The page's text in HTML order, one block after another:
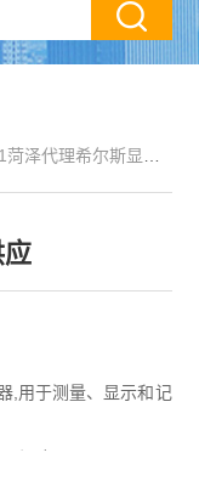
希尔斯显示和数据记录仪供应
,用于测量、显示和记